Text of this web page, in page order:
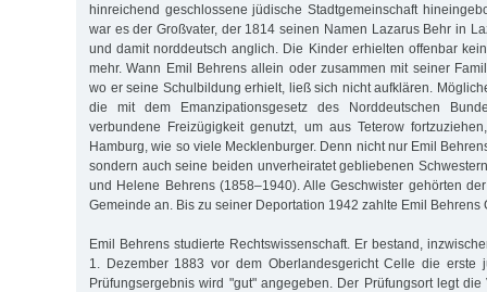
hinreichend geschlossene jüdische Stadtgemeinschaft
war es der Großvater, der 1814 seinen Namen Lazarus Behr in
und damit norddeutsch anglich. Die Kinder erhielten offenbar
mehr. Wann Emil Behrens allein oder zusammen mit seiner
wo er seine Schulbildung erhielt, ließ sich nicht aufklären.
die mit dem Emanzipationsgesetz des Norddeutschen
verbundene Freizügigkeit genutzt, um aus Teterow
Hamburg, wie so viele Mecklenburger. Denn nicht nur Emil
sondern auch seine beiden unverheiratet gebliebenen
und Helene Behrens (1858–1940). Alle Geschwister gehörten
Gemeinde an. Bis zu seiner Deportation 1942 zahlte Emil Behrens
Emil Behrens studierte Rechtswissenschaft. Er bestand,
1. Dezember 1883 vor dem Oberlandesgericht Celle die erste
Prüfungs­ergebnis wird "gut" angegeben. Der Prüfungsort legt die